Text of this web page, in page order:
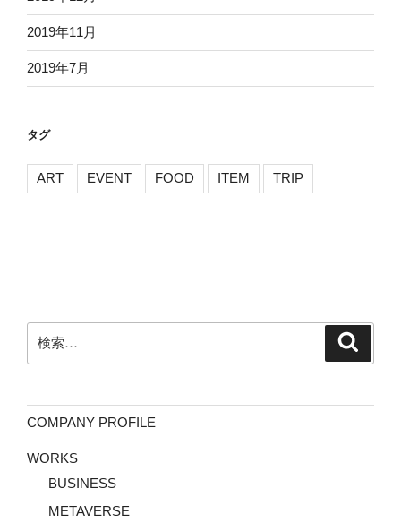
2019年11月
2019年7月
タグ
ART EVENT FOOD ITEM TRIP
索:
COMPANY PROFILE
WORKS
BUSINESS
METAVERSE